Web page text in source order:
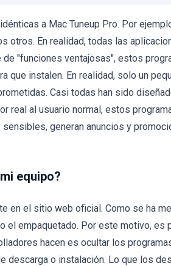
a Mac Tuneup Pro. Por
otros. En realidad, todas las
"funciones ventajosas", estos
que instalen. En realidad, solo un
Casi todas han sido
real al usuario normal, estos
generan anuncios y
equipo?
en el sitio web oficial. Como se ha
el empaquetado. Por este motivo, es
hacen es ocultar los
o instalación. Lo que los